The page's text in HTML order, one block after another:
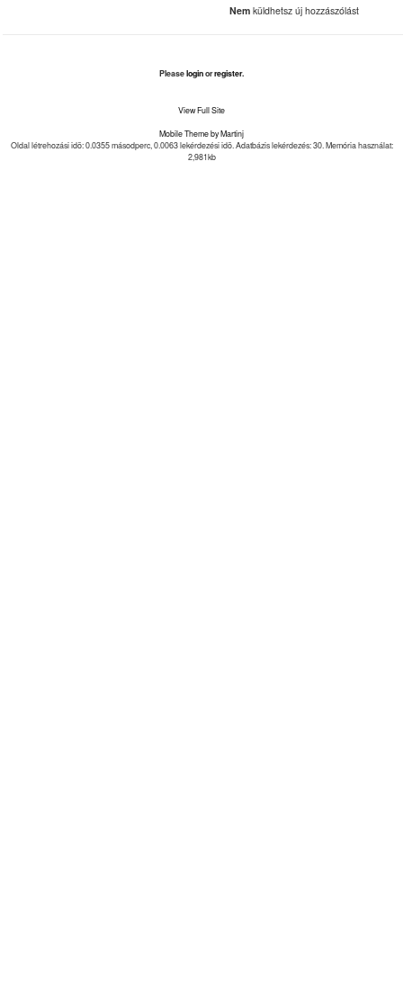
Nem küldhetsz új hozzászólást
Pleaseloginorregister.
View Full Site
Mobile Theme by Martinj
Oldal létrehozási idõ: 0.0355 másodperc, 0.0063 lekérdezési idõ. Adatbázis lekérdezés: 30. Memória használat:
2,981kb